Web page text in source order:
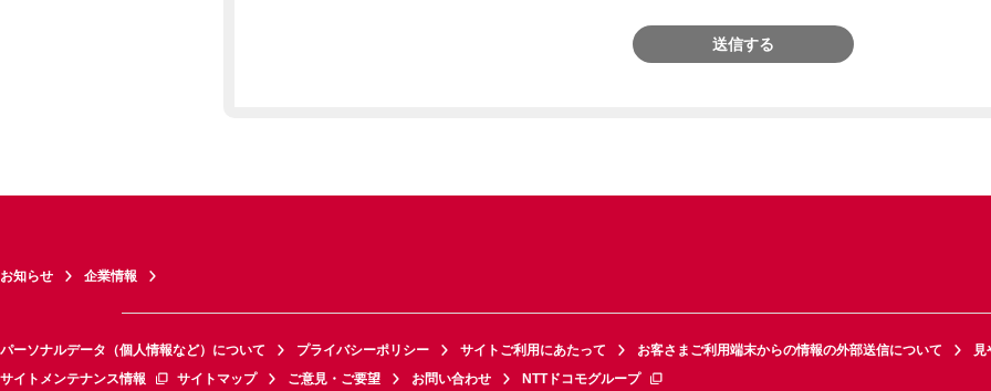
送信する
お知らせ 企業情報
パーソナルデータ（個人情報など）について プライバシーポリシー サイトご利用にあたって お客さまご利用端末からの情報の外部送信について
見
サイトメンテナンス情報
サイトマップ ご意見・ご要望 お問い合わせ NTTドコモグループ